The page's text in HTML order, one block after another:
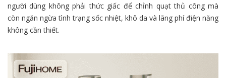
người dùng không phải thức giấc để chỉnh quạt thủ công mà
còn ngăn ngừa tình trạng sốc nhiệt, khô da và lãng phí điện năng
không cần thiết.